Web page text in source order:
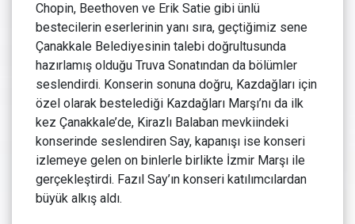
Chopin, Beethoven ve Erik Satie gibi ünlü
bestecilerin eserlerinin yanı sıra, geçtiğimiz sene
Çanakkale Belediyesinin talebi doğrultusunda
hazırlamış olduğu Truva Sonatından da bölümler
seslendirdi. Konserin sonuna doğru, Kazdağları için
özel olarak bestelediği Kazdağları Marşı’nı da ilk
kez Çanakkale’de, Kirazlı Balaban mevkiindeki
konserinde seslendiren Say, kapanışı ise konseri
izlemeye gelen on binlerle birlikte İzmir Marşı ile
gerçekleştirdi. Fazıl Say’ın konseri katılımcılardan
büyük alkış aldı.